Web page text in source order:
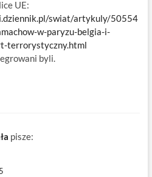
UE:
swiat/artykuly/50554
w-paryzu-belgia-i-
terrorystyczny.html
byli.
pisze: